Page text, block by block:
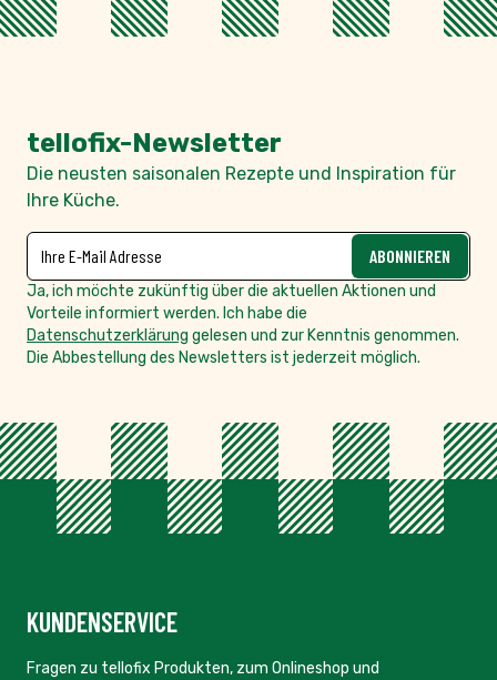
tellofix-Newsletter
Die neusten saisonalen Rezepte und Inspiration für
Ihre Küche.
NEWSLETTER E-Mailadresse
ABONNIEREN
Ja, ich möchte zukünftig über die aktuellen Aktionen und
Vorteile informiert werden. Ich habe die
Datenschutzerklärung gelesen und zur Kenntnis genommen.
Die Abbestellung des Newsletters ist jederzeit möglich.
KUNDENSERVICE
Fragen zu tellofix Produkten, zum Onlineshop und